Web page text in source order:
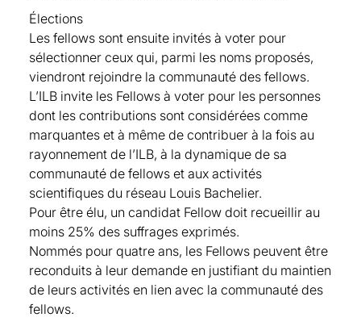
Alexandre d'Aspremont, CNRS & DI ENS, Paris,
Fellow depuis 2021
Serge Darolles, Université Paris-Dauphine PSL,
Fellow depuis 2021
Gabrielle Demange, Paris School of Economics,
Fellow depuis 2021
François Degeorge, Universita della Svizzera
Italiana, Fellow depuis 2021
François Derrien, HEC Paris, Fellow depuis 2021
Gabriel Desgranges, CY Cergy Paris Université,
Fellow depuis 2024
Alberta Di Giuli, ESCP, Fellow depuis 2023
Georges Dionne, HEC Montréal, Fellow depuis
2016
Alexis Direr, Université d’Orléans, Fellow depuis
2022
2021
Jérôme Sevin, Kearney, Fellow depuis 2022
Emmanuelle Simi, LCL, Fellow depuis 2024
Catherine Soulard, Crédit Agricole Assurances,
Fellow depuis 2024
Philippe Talleux, AXA, Fellow depuis 2022
Pierre Valade, AON, Fellow depuis 2023
Laurent-Olivier Valigny, HSBC, Fellow depuis
2023
Pierre Vaysse, Allianz, Fellow depuis 2023
Grégoire de Warren, International Advisory
Panel on
Élections
Les fellows sont ensuite invités à voter pour
sélectionner ceux qui, parmi les noms proposés,
viendront rejoindre la communauté des fellows.
L’ILB invite les Fellows à voter pour les personnes
dont les contributions sont considérées comme
marquantes et à même de contribuer à la fois au
rayonnement de l’ILB, à la dynamique de sa
communauté de fellows et aux activités
scientifiques du réseau Louis Bachelier.
Pour être élu, un candidat Fellow doit recueillir au
moins 25% des suffrages exprimés.
Nommés pour quatre ans, les Fellows peuvent être
reconduits à leur demande en justifiant du maintien
de leurs activités en lien avec la communauté des
fellows.